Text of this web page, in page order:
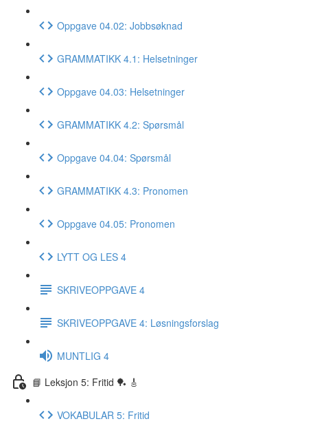
Oppgave 04.02: Jobbsøknad
GRAMMATIKK 4.1: Helsetninger
Oppgave 04.03: Helsetninger
GRAMMATIKK 4.2: Spørsmål
Oppgave 04.04: Spørsmål
GRAMMATIKK 4.3: Pronomen
Oppgave 04.05: Pronomen
LYTT OG LES 4
SKRIVEOPPGAVE 4
SKRIVEOPPGAVE 4: Løsningsforslag
MUNTLIG 4
📘 Leksjon 5: Fritid 🏓 🎸
VOKABULAR 5: Fritid